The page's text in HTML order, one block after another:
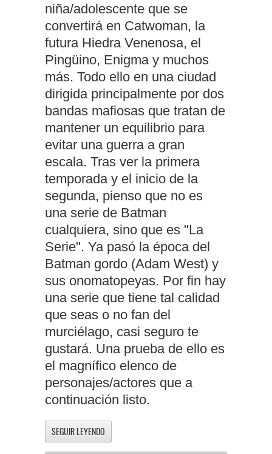
niña/adolescente que se
convertirá en Catwoman, la
futura Hiedra Venenosa, el
Pingüino, Enigma y muchos
más. Todo ello en una ciudad
dirigida principalmente por dos
bandas mafiosas que tratan de
mantener un equilibrio para
evitar una guerra a gran
escala. Tras ver la primera
temporada y el inicio de la
segunda, pienso que no es
una serie de Batman
cualquiera, sino que es "La
Serie". Ya pasó la época del
Batman gordo (Adam West) y
sus onomatopeyas. Por fin hay
una serie que tiene tal calidad
que seas o no fan del
murciélago, casi seguro te
gustará. Una prueba de ello es
el magnífico elenco de
personajes/actores que a
continuación listo.
SEGUIR LEYENDO